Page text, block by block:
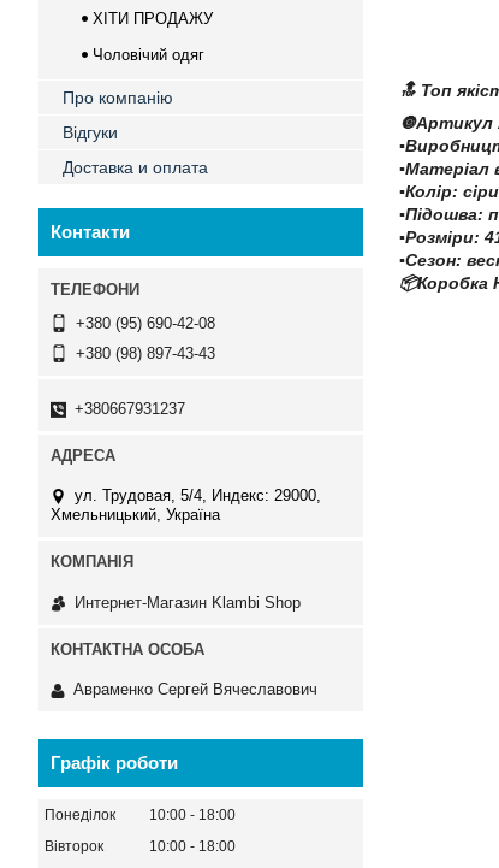
🔝 Топ
🔘Артикул
▪️Матеріал
▪️Колір:
▪️Підошва:
▪️Розміри:
▪️Сезон:
📦Коробка
ХІТИ ПРОДАЖУ
Чоловічий одяг
Про компанію
Відгуки
Доставка и оплата
Контакти
+380 (95) 690-42-08
+380 (98) 897-43-43
+380667931237
ул. Трудовая, 5/4, Индекс: 29000,
Хмельницький, Україна
Интернет-Магазин Klambi Shop
Авраменко Сергей Вячеславович
Графік роботи
Понеділок 10:00
18:00
Вівторок
10:00
18:00